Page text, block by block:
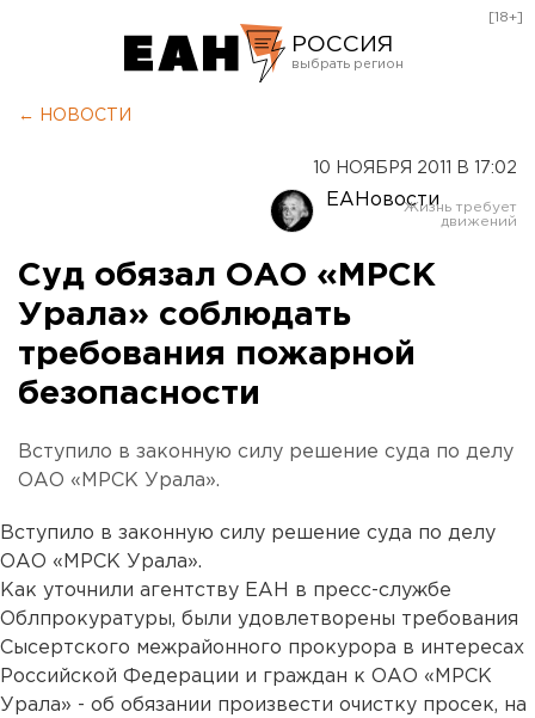
РОССИЯ
Оренбург
[18+]
← НОВОСТИ
10 НОЯБРЯ 2011 В 17:02
ЕАНовости
Суд обязал ОАО «МРСК
Урала» соблюдать
требования пожарной
безопасности
Вступило в законную силу решение суда по делу
ОАО «МРСК Урала».
Вступило в законную силу решение суда по делу
ОАО «МРСК Урала».
Как уточнили агентству ЕАН в пресс-службе
Облпрокуратуры, были удовлетворены требования
Сысертского межрайонного прокурора в интересах
Российской Федерации и граждан к ОАО «МРСК
Урала» - об обязании произвести очистку просек, на